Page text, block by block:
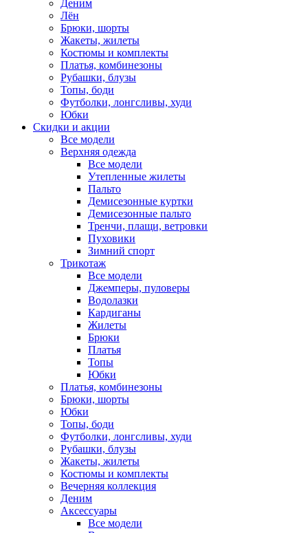
Деним
Лён
Брюки, шорты
Жакеты, жилеты
Костюмы и комплекты
Платья, комбинезоны
Рубашки, блузы
Топы, боди
Футболки, лонгсливы, худи
Юбки
Скидки и акции
Все модели
Верхняя одежда
Все модели
Утепленные жилеты
Пальто
Демисезонные куртки
Демисезонные пальто
Тренчи, плащи, ветровки
Пуховики
Зимний спорт
Трикотаж
Все модели
Джемперы, пуловеры
Водолазки
Кардиганы
Жилеты
Брюки
Платья
Топы
Юбки
Платья, комбинезоны
Брюки, шорты
Юбки
Топы, боди
Футболки, лонгсливы, худи
Рубашки, блузы
Жакеты, жилеты
Костюмы и комплекты
Вечерняя коллекция
Деним
Аксессуары
Все модели